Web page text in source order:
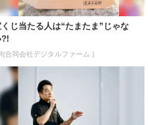
じ当たる人は“たまたま”じゃな
?!
合同会社デジタルファーム )